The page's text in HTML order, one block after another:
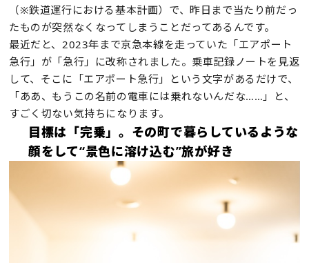
（※鉄道運行における基本計画）で、昨日まで当たり前だっ
たものが突然なくなってしまうことだってあるんです。
最近だと、2023年まで京急本線を走っていた「エアポート
急行」が「急行」に改称されました。乗車記録ノートを見返
して、そこに「エアポート急行」という文字があるだけで、
「ああ、もうこの名前の電車には乗れないんだな……」と、
すごく切ない気持ちになります。
目標は「完乗」。その町で暮らしているような
顔をして“景色に溶け込む”旅が好き